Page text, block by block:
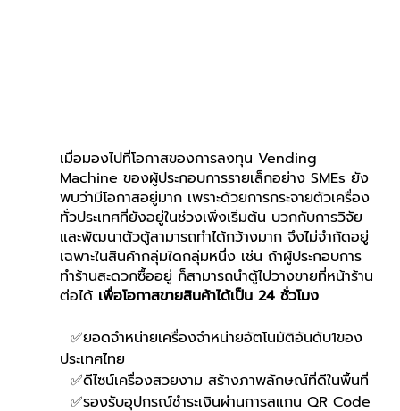
เมื่อมองไปที่โอกาสของการลงทุน Vending
Machine ของผู้ประกอบการรายเล็กอย่าง SMEs ยัง
พบว่ามีโอกาสอยู่มาก เพราะด้วยการกระจายตัวเครื่อง
ทั่วประเทศที่ยังอยู่ในช่วงเพิ่งเริ่มต้น บวกกับการวิจัย
และพัฒนาตัวตู้สามารถทำได้กว้างมาก จึงไม่จำกัดอยู่
เฉพาะในสินค้ากลุ่มใดกลุ่มหนึ่ง เช่น ถ้าผู้ประกอบการ
ทำร้านสะดวกซื้ออยู่ ก็สามารถนำตู้ไปวางขายที่หน้าร้าน
ต่อได้ เพื่อโอกาสขายสินค้าได้เป็น 24 ชั่วโมง
ประเทศไทย
  ✅ดีไซน์เครื่องสวยงาม สร้างภาพลักษณ์ที่ดีในพื้นที่